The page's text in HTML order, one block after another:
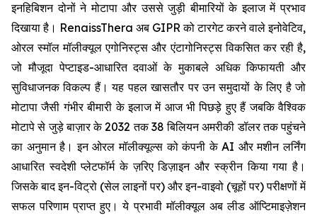
इनहिबिशन दोनों ने मोटापा और उससे जुड़ी बीमारियों के इलाज में प्रभाव
दिखाया है। RenaissThera अब GIPR को टारगेट करने वाले इनोवेटिव,
ओरल स्मॉल मॉलीक्यूल एगोनिस्ट्स और एंटागोनिस्ट्स विकसित कर रही है,
जो मौजूदा पेप्टाइड-आधारित दवाओं के मुकाबले अधिक किफायती और
सुविधाजनक विकल्प हैं। यह पहल खासतौर पर उन समुदायों के लिए है जो
मोटापा जैसी गंभीर बीमारी के इलाज में आज भी पिछड़े हुए हैं जबकि वैश्विक
मोटापे से जुड़े बाज़ार के 2032 तक 38 बिलियन अमरीकी डॉलर तक पहुंचने
का अनुमान है। इन ओरल मॉलीक्यूल्स को कंपनी के AI और मशीन लर्निंग
आधारित स्वदेशी प्लेटफॉर्म के ज़रिए डिज़ाइन और स्क्रीन किया गया है।
जिसके बाद इन-विट्रो (सेल लाइनों पर) और इन-वाइवो (चूहों पर) परीक्षणों में
सफल परिणाम प्राप्त हुए। ये प्रभावी मॉलीक्यूल अब लीड ऑप्टिमाइज़ेशन